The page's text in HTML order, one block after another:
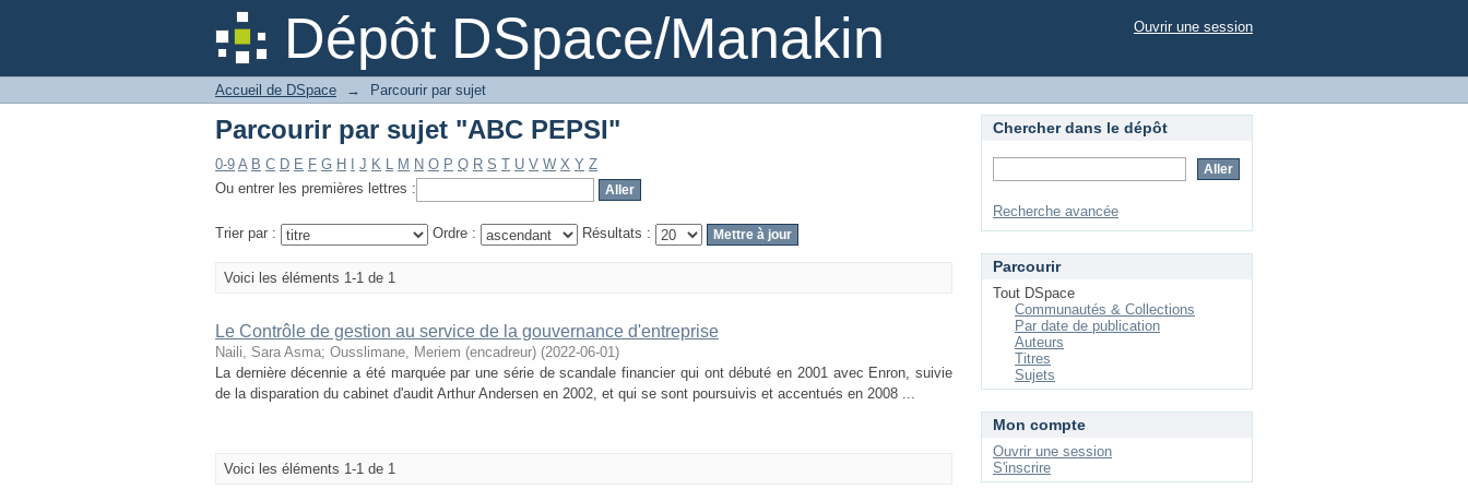
Dépôt DSpace/Manakin
Parcourir par sujet "ABC PEPSI" Ouvrir une session
Accueil de DSpace → Parcourir par sujet
Parcourir par sujet "ABC PEPSI"
0-9 A B C D E F G H J K L M N O P Q R S T U V W X Y Z
Ou entrer les premières lettres :
Trier par : Ordre : Résultats :
Voici les éléments 1-1 de 1
Le Contrôle de gestion au service de la gouvernance d'entreprise
Naili, Sara Asma; Ousslimane, Meriem (encadreur) (2022-06-01)
La dernière décennie a été marquée par une série de scandale financier qui ont débuté en 2001 avec Enron, suivie
de la disparation du cabinet d'audit Arthur Andersen en 2002, et qui se sont poursuivis et accentués en 2008 ...
Voici les éléments 1-1 de 1
Chercher dans le dépôt
Recherche avancée
Parcourir
Tout DSpace
Communautés & Collections
Par date de publication
Auteurs
Titres
Sujets
Mon compte
Ouvrir une session
S'inscrire